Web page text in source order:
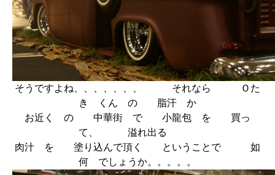
そうですよね、、、、、、、 それなら Ｏた
き くん の 脂汗 か
お近く の 中華街 で 小龍包 を 買っ
て、 溢れ出る
肉汁 を 塗り込んで頂く ということで 如
何 でしょうか。。。。。